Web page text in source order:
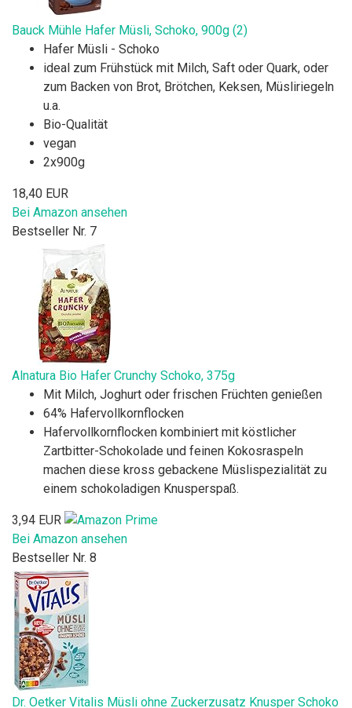
Bauck Mühle Hafer Müsli, Schoko, 900g (2)
Hafer Müsli - Schoko
ideal zum Frühstück mit Milch, Saft oder Quark, oder
zum Backen von Brot, Brötchen, Keksen, Müsliriegeln
u.a.
Bio-Qualität
vegan
2x900g
18,40 EUR
Bei Amazon ansehen
Bestseller Nr. 7
Alnatura Bio Hafer Crunchy Schoko, 375g
Mit Milch, Joghurt oder frischen Früchten genießen
64% Hafervollkornflocken
Hafervollkornflocken kombiniert mit köstlicher
Zartbitter-Schokolade und feinen Kokosraspeln
machen diese kross gebackene Müslispezialität zu
einem schokoladigen Knusperspaß.
3,94 EUR
Bei Amazon ansehen
Bestseller Nr. 8
Dr. Oetker Vitalis Müsli ohne Zuckerzusatz Knusper Schoko